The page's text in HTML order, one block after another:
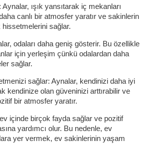
Aynalar, ışık yansıtarak iç mekanları
canlı bir atmosfer yaratır ve sakinlerin
hissetmelerini sağlar.
odaları daha geniş gösterir. Bu özellikle
için yerleşim çünkü odalardan daha
sağlar.
sağlar: Aynalar, kendinizi daha iyi
kendinize olan güveninizi arttırabilir ve
bir atmosfer yaratır.
içinde birçok fayda sağlar ve pozitif
yardımcı olur. Bu nedenle, ev
yer vermek, ev sakinlerinin yaşam